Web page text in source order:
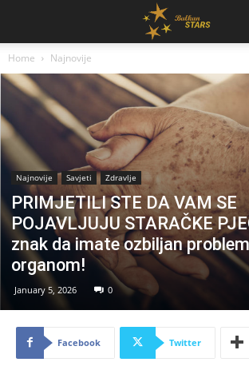
Home Najnovije
Najnovije Savjeti Zdravlje
PRIMJETILI STE DA VAM SE
POJAVLJUJU STARAČKE
znak da imate ozbiljan
organom!
January 5, 2026 0
Facebook Twitter